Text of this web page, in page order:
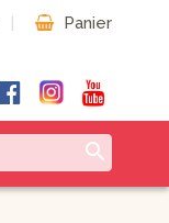
Panier
search